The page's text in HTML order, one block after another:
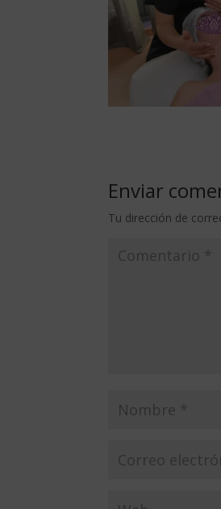
Enviar
Tu dirección de